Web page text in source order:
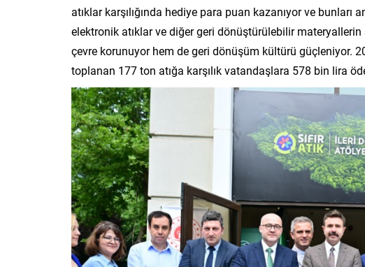
atıklar karşılığında hediye para puan kazanıyor ve
elektronik atıklar ve diğer geri dönüştürülebilir
çevre korunuyor hem de geri dönüşüm kültürü güçleniyor.
toplanan 177 ton atığa karşılık vatandaşlara 578 bin lira